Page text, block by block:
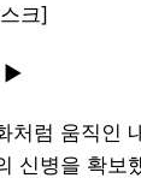
크]
▶
처럼 움직인
신병을 확보